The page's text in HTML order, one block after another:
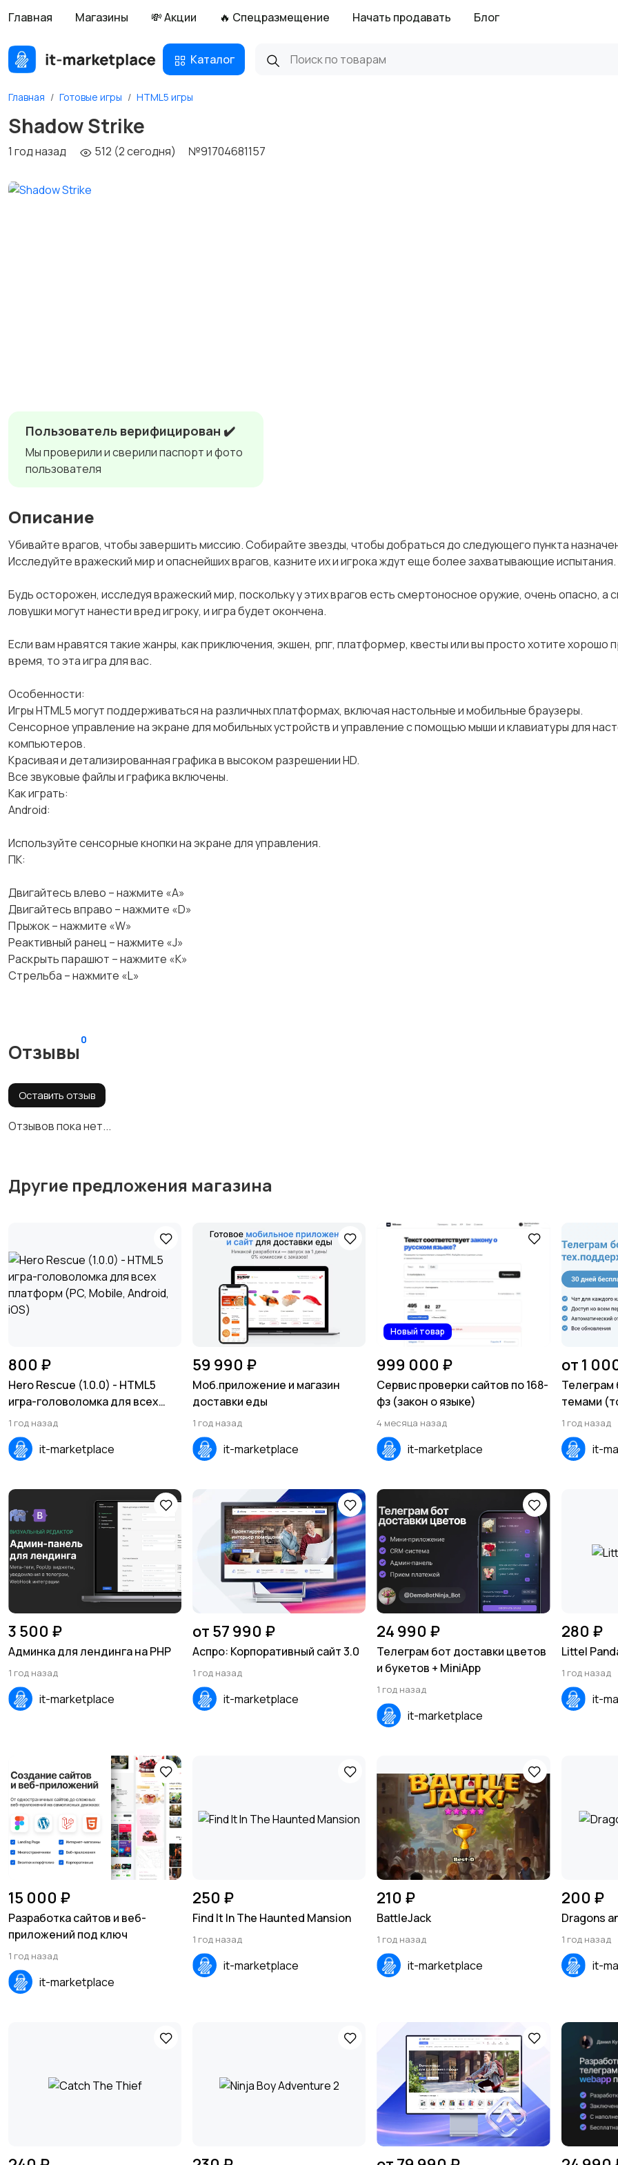
Главная Магазины 💸 Акции 🔥 Спецразмещение Начать продавать Блог
Каталог
Главная Готовые игры HTML5 игры
Shadow Strike
1 год назад 512 (2 сегодня) №91704681157
Пользователь верифицирован ✔️
Мы проверили и сверили паспорт и фото
пользователя
Описание
Убивайте врагов, чтобы завершить миссию. Собирайте звезды, чтобы добраться до следующего пункта
Исследуйте вражеский мир и опаснейших врагов, казните их и игрока ждут еще более захватывающие испытания.
Будь осторожен, исследуя вражеский мир, поскольку у этих врагов есть смертоносное оружие, очень опасно, а
ловушки могут нанести вред игроку, и игра будет окончена.
Если вам нравятся такие жанры, как приключения, экшен, рпг, платформер, квесты или вы просто хотите хорошо
время, то эта игра для вас.
Особенности:
Игры HTML5 могут поддерживаться на различных платформах, включая настольные и мобильные браузеры.
Сенсорное управление на экране для мобильных устройств и управление с помощью мыши и клавиатуры для
компьютеров.
Красивая и детализированная графика в ​​высоком разрешении HD.
Все звуковые файлы и графика включены.
Как играть:
Android:
Используйте сенсорные кнопки на экране для управления.
ПК:
Двигайтесь влево – нажмите «А»
Двигайтесь вправо – нажмите «D»
Прыжок – нажмите «W»
Реактивный ранец – нажмите «J»
Раскрыть парашют – нажмите «K»
Стрельба – нажмите «L»
Отзывы
0
Оставить отзыв
Отзывов пока нет...
Другие предложения магазина
800 ₽
Hero Rescue (1.0.0) - HTML5
игра-головоломка для всех
платформ (PC, Mobile, Android,
iOS)
1 год назад
it-marketplace
59 990 ₽
Моб.приложение и магазин
доставки еды
1 год назад
it-marketplace
Новый товар
999 000 ₽
Сервис проверки сайтов по 168-
фз (закон о языке)
4 месяца назад
it-marketplace
от 1
Телеграм
темами
1 год назад
it-
3 500 ₽
Админка для лендинга на PHP
1 год назад
it-marketplace
от 57 990 ₽
Аспро: Корпоративный сайт 3.0
1 год назад
it-marketplace
24 990 ₽
Телеграм бот доставки цветов
и букетов + MiniApp
1 год назад
it-marketplace
280 ₽
Littel
1 год назад
it-
15 000 ₽
Разработка сайтов и веб-
приложений под ключ
1 год назад
it-marketplace
250 ₽
Find It In The Haunted Mansion
1 год назад
it-marketplace
210 ₽
BattleJack
1 год назад
it-marketplace
200 ₽
Dragons
1 год назад
it-